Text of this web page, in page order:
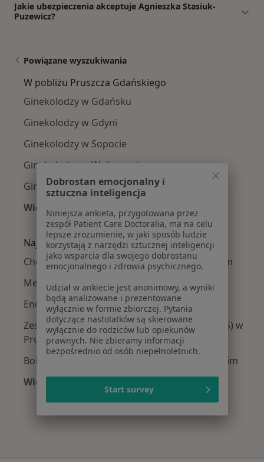
Jakie ubezpieczenia akceptuje Agnieszka Stasiuk-
Puzewicz?
Powiązane wyszukiwania
W pobliżu Pruszcza Gdańskiego
Ginekolodzy w Gdańsku
Ginekolodzy w Gdyni
Ginekolodzy w Sopocie
Ginekolodzy w Wejherowie
Ginekolodzy w Starogardzie Gdańskim
Więcej (14)
Więcej w kategorii: W pobliżu Pruszcza
Najczęście leczone choroby
Choroby ginekologiczne w Pruszczu Gdańskim
Menopauza w Pruszczu Gdańskim
Endometrioza w Pruszczu Gdańskim
Zespół policystycznych jajników (PCOS / PMOS) w
Pruszczu Gdańskim
Bolesne miesiączkowanie w Pruszczu Gdańskim
Więcej (15)
Więcej w kategorii: Najczęście leczone
Dobrostan emocjonalny i
sztuczna inteligencja
Niniejsza ankieta, przygotowana przez
zespół Patient Care Doctoralia, ma na celu
lepsze zrozumienie, w jaki sposób ludzie
korzystają z narzędzi sztucznej inteligencji
jako wsparcia dla swojego dobrostanu
emocjonalnego i zdrowia psychicznego.
Udział w ankiecie jest anonimowy, a wyniki
będą analizowane i prezentowane
wyłącznie w formie zbiorczej. Pytania
dotyczące nastolatków są skierowane
wyłącznie do rodziców lub opiekunów
prawnych. Nie zbieramy informacji
bezpośrednio od osób niepełnoletnich.
Start survey